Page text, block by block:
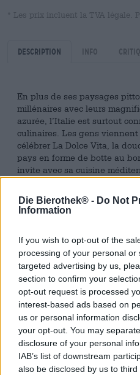
Die Bierothek® - Do Not
Information
If you wish to opt-out of the
processing of your personal
targeted advertising by us,
section to confirm your
opt-out request is processed
interest-based ads based on
us or personal information
your opt-out. You may
disclosure of your personal
IAB’s list of downstream
also be disclosed by us to
* Les prix incluent la TVA légale.
Description Info
En plus de ses paysages
millénaires avec leurs
azurée, l’Italie est surtout
culinaires. Les gens
célébrer La Dolce Vita, la
pays en forme de botte au
invite avec sa cuisine
pâtisseries. La cuisine
charme terre-à-terre, ses
Pour compléter nos
ajouté à notre gamme une
boulangerie Lecci della Torre
différentes régions d’Italie et
authentiques qui s’accordent
bien fraîche. Nos préférés
biscuits en forme d’anneau
partir de farine, d’huile
séduisent par leur croquant.
croquante s’accorde bien